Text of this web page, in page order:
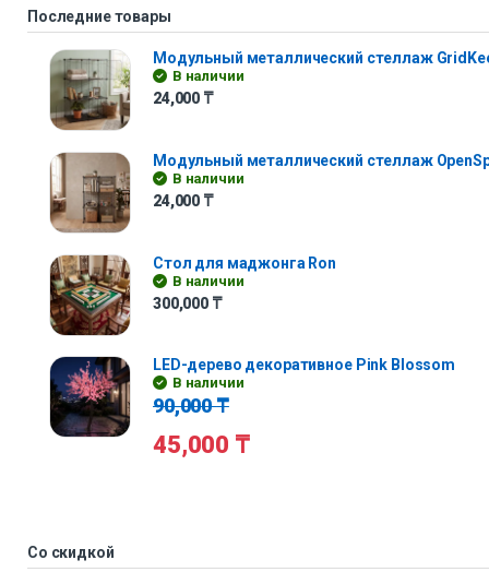
Последние товары
Модульный металлический стеллаж
В наличии
24,000 ₸
Модульный металлический стеллаж
В наличии
24,000 ₸
Стол для маджонга Ron
В наличии
300,000 ₸
LED-дерево декоративное Pink Blossom
В наличии
90,000₸
45,000 ₸
Со скидкой